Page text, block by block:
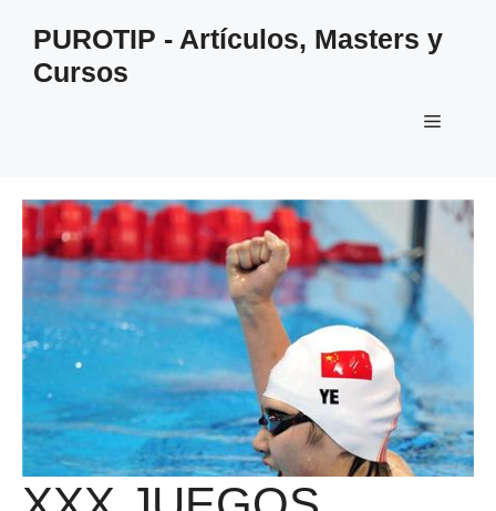
contenido
PUROTIP - Artículos, Masters y
Cursos
Menú